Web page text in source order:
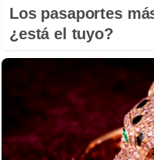
Los pasaportes
¿está el tuyo?